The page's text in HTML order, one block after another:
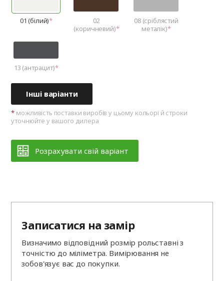
01 (білий)
02
(коричневий)
08 (сріблястий
металік)
13 (антрацит)
Інші варіанти
можливість поставки виробів у цьому кольорі й строки
уточнюйте у вашого дилера
Розрахувати свій варіант
Записатися на замір
Визначимо відповідний розмір рольставні з
точністю до міліметра. Вимірювання не
зобов'язує вас до покупки.